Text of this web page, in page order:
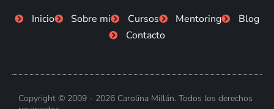
c
e
b
s u
t
u
b
t
w
i
Inicio Sobre mi Cursos Mentoring
Blog
Contacto
Copyright © 2009 - 2026 Carolina Millán. Todos los derechos